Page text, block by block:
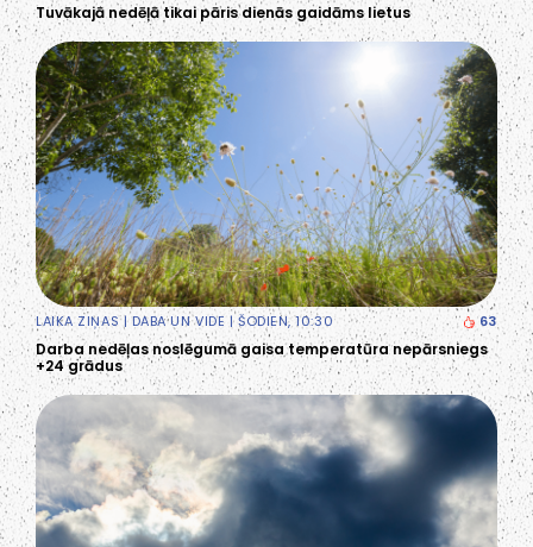
Tuvākajā nedēļā tikai pāris dienās gaidāms lietus
LAIKA ZIŅAS|DABA UN VIDE | ŠODIEN, 10:30 63
Darba nedēļas noslēgumā gaisa temperatūra nepārsniegs
+24 grādus